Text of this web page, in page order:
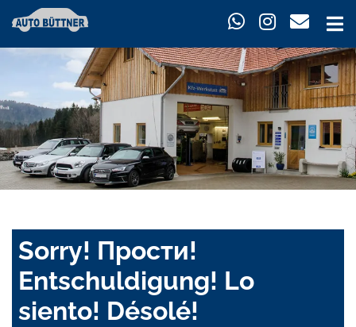
Sorry! Прости!
Entschuldigung! Lo
siento! Désolé!